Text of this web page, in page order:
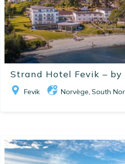
Strand Hotel Fevik – by
Fevik Norvège, South